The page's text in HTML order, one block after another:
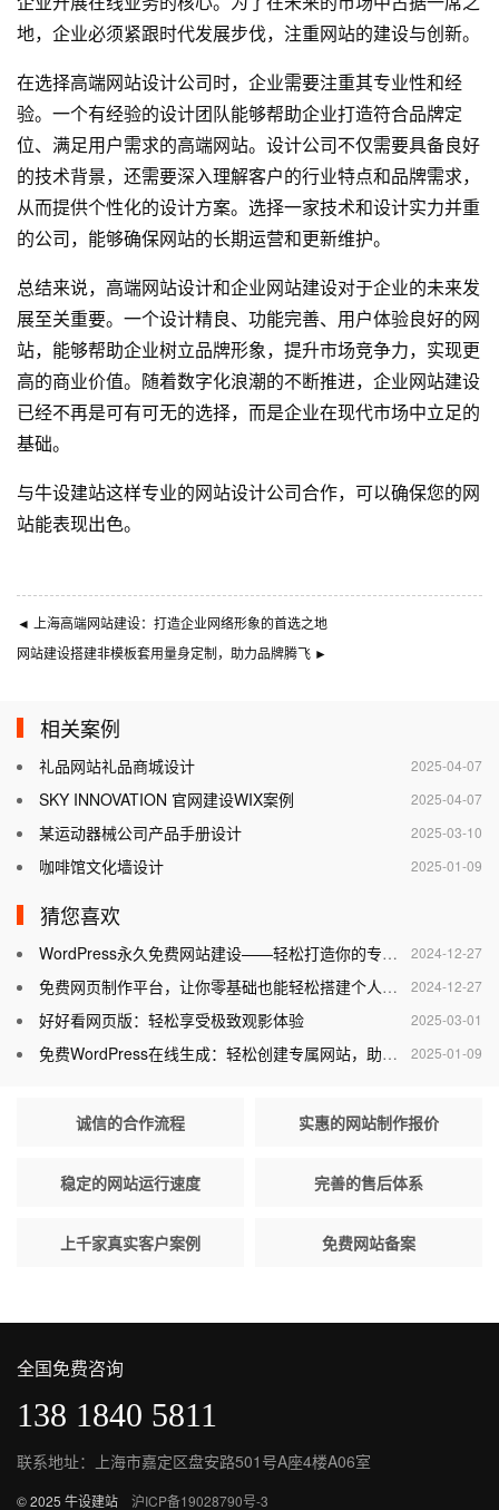
地，企业必须紧跟时代发展步伐，注重网站的建设与创新。
在选择高端网站设计公司时，企业需要注重其专业性和经
验。一个有经验的设计团队能够帮助企业打造符合品牌定
位、满足用户需求的高端网站。设计公司不仅需要具备良好
的技术背景，还需要深入理解客户的行业特点和品牌需求，
从而提供个性化的设计方案。选择一家技术和设计实力并重
的公司，能够确保网站的长期运营和更新维护。
总结来说，高端网站设计和企业网站建设对于企业的未来发
展至关重要。一个设计精良、功能完善、用户体验良好的网
站，能够帮助企业树立品牌形象，提升市场竞争力，实现更
高的商业价值。随着数字化浪潮的不断推进，企业网站建设
已经不再是可有可无的选择，而是企业在现代市场中立足的
基础。
与牛设建站这样专业的网站设计公司合作，可以确保您的网
站能表现出色。
◄ 上海高端网站建设：打造企业网络形象的首选之地
网站建设搭建非模板套用量身定制，助力品牌腾飞 ►
相关案例
2025-04-07
礼品网站礼品商城设计
2025-04-07
SKY INNOVATION 官网建设WIX案例
2025-03-10
某运动器械公司产品手册设计
2025-01-09
咖啡馆文化墙设计
猜您喜欢
2024-12-27
WordPress永久免费网站建设——轻松打造你的专属网站
2024-12-27
免费网页制作平台，让你零基础也能轻松搭建个人网站
2025-03-01
好好看网页版：轻松享受极致观影体验
2025-01-09
免费WordPress在线生成：轻松创建专属网站，助力个人与企业腾飞
诚信的合作流程 实惠的网站制作报价
稳定的网站运行速度 完善的售后体系
上千家真实客户案例 免费网站备案
全国免费咨询
138 1840 5811
联系地址：上海市嘉定区盘安路501号A座4楼A06室
© 2025 牛设建站 沪ICP备19028790号-3